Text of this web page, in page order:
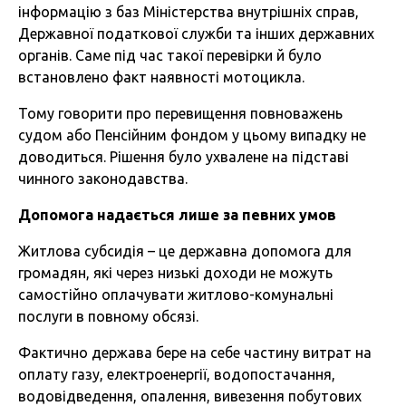
інформацію з баз Міністерства внутрішніх справ,
Державної податкової служби та інших державних
органів. Саме під час такої перевірки й було
встановлено факт наявності мотоцикла.
Тому говорити про перевищення повноважень
судом або Пенсійним фондом у цьому випадку не
доводиться. Рішення було ухвалене на підставі
чинного законодавства.
Допомога надається лише за певних умов
Житлова субсидія – це державна допомога для
громадян, які через низькі доходи не можуть
самостійно оплачувати житлово-комунальні
послуги в повному обсязі.
Фактично держава бере на себе частину витрат на
оплату газу, електроенергії, водопостачання,
водовідведення, опалення, вивезення побутових